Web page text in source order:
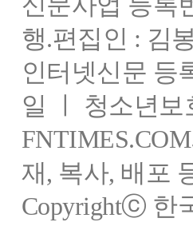
행.편집인 : 김
인터넷신문 등
일 ㅣ 청소년
재, 복사, 배포
Copyrightⓒ 한